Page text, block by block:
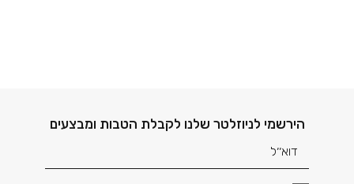
הירשמי לניוזלטר שלנו לקבלת הטבות ומבצעים
דוא׳׳ל